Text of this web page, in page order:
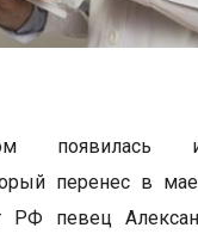
появилась
перенес в
РФ певец